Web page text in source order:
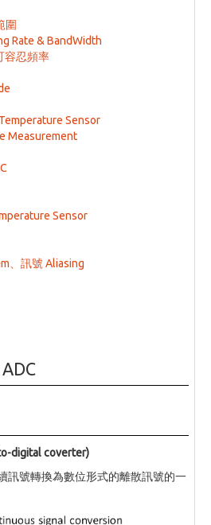
圍
Rate & BandWidth
容忍頻率
Sensor
Measurement
Sensor
、訊號 Aliasing
digital coverter)
訊號轉換為數位形式的離散訊號的一